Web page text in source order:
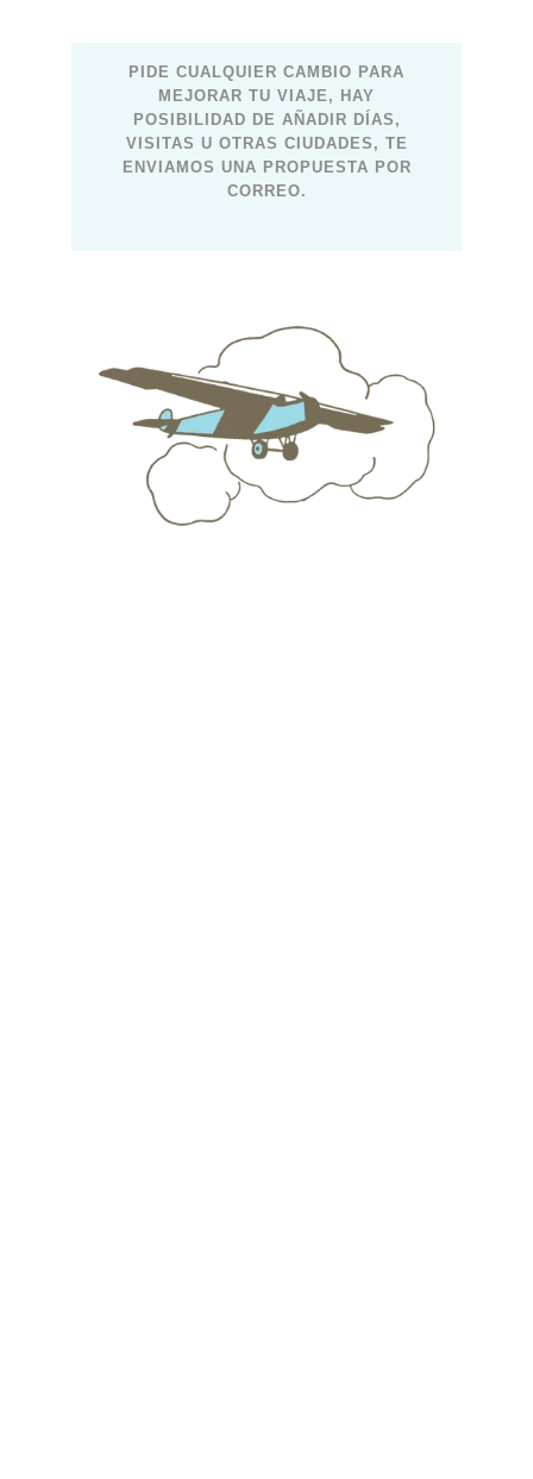
PIDE CUALQUIER CAMBIO PARA
MEJORAR TU VIAJE, HAY
POSIBILIDAD DE AÑADIR DÍAS,
VISITAS U OTRAS CIUDADES, TE
ENVIAMOS UNA PROPUESTA POR
CORREO.